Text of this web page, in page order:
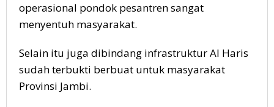
operasional pondok pesantren sangat
menyentuh masyarakat.
Selain itu juga dibindang infrastruktur Al Haris
sudah terbukti berbuat untuk masyarakat
Provinsi Jambi.